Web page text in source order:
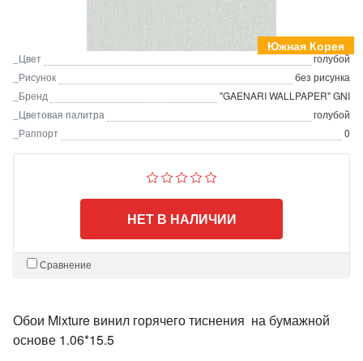
Южная Корея
_Цвет
голубой
_Рисунок
без рисунка
_Бренд
"GAENARI WALLPAPER" GNI
_Цветовая палитра
голубой
_Раппорт
0
НЕТ В НАЛИЧИИ
Сравнение
Обои Mixture винил горячего тиснения на бумажной
основе 1.06*15.5